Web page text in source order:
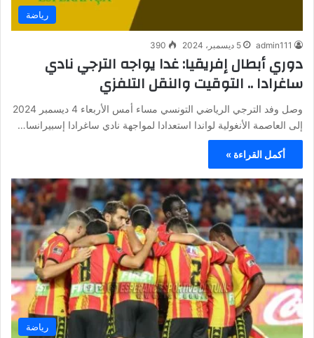
رياضة
admin111 5 ديسمبر، 2024 390
دوري أبطال إفريقيا: غدا يواجه الترجي نادي
ساغرادا .. التوقيت والنقل التلفزي
وصل وفد الترجي الرياضي التونسي مساء أمس الأربعاء 4 ديسمبر 2024
إلى العاصمة الأنغولية لواندا استعدادا لمواجهة نادي ساغرادا إسبيرانسا…
أكمل القراءة »
رياضة